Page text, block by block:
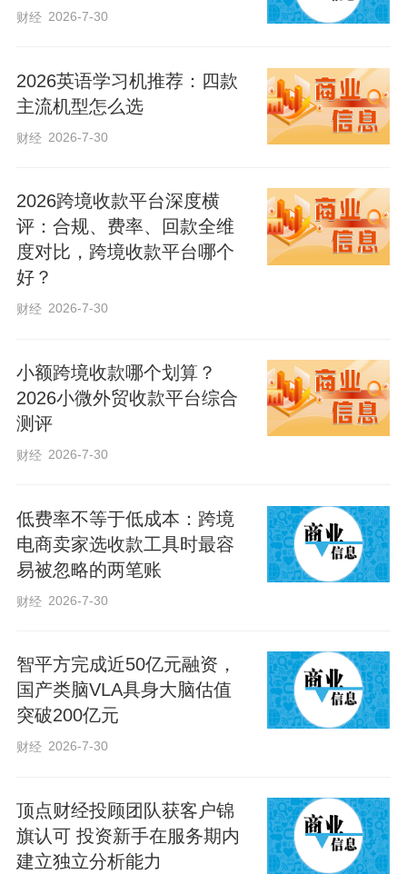
财经 2026-7-30
2026英语学习机推荐：四款
主流机型怎么选
财经 2026-7-30
2026跨境收款平台深度横
评：合规、费率、回款全维
度对比，跨境收款平台哪个
好？
财经 2026-7-30
小额跨境收款哪个划算？
2026小微外贸收款平台综合
测评
财经 2026-7-30
低费率不等于低成本：跨境
电商卖家选收款工具时最容
易被忽略的两笔账
财经 2026-7-30
智平方完成近50亿元融资，
国产类脑VLA具身大脑估值
突破200亿元
财经 2026-7-30
顶点财经投顾团队获客户锦
旗认可 投资新手在服务期内
建立独立分析能力